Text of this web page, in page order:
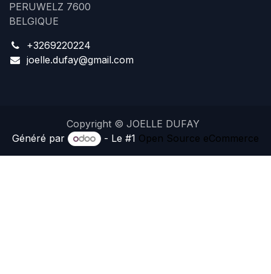
PERUWELZ 7600
BELGIQUE
+3269220224
joelle.dufay@gmail.com
Copyright © JOELLE DUFAY
Généré par
- Le #1 Open Source eCommerce